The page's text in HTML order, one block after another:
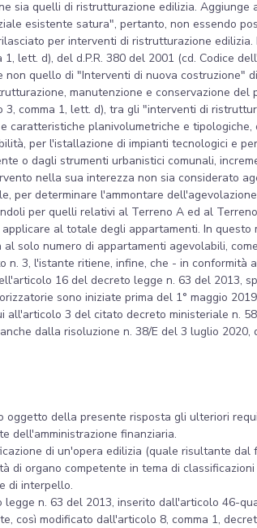
sia quelli di ristrutturazione edilizia.
esistente satura", pertanto, non essendo
per interventi di ristrutturazione
lett. d), del d.P.R. 380 del 2001 (cd. Codice
quello di "Interventi di nuova
manutenzione e conservazione
comma 1, lett. d), tra gli "interventi di
caratteristiche planivolumetriche e
per l'istallazione di impianti tecnologici e
o dagli strumenti urbanistici comunali,
nella sua interezza non sia considerato
per determinare l'ammontare
per quelli relativi al Terreno A ed al
al totale degli appartamenti. In
solo numero di appartamenti agevolabili,
n. 3, l'istante ritiene, infine, che - in
16 del decreto legge n. 63 del 2013,
sono iniziate prima del 1° maggio
all'articolo 3 del citato decreto ministeriale n.
dalla risoluzione n. 38/E del 3 luglio
oggetto della presente risposta gli ulteriori
dell'amministrazione finanziaria.
di un'opera edilizia (quale risultante
di organo competente in tema di
di interpello.
n. 63 del 2013, inserito dall'articolo 46-
così modificato dall'articolo 8, comma 1,